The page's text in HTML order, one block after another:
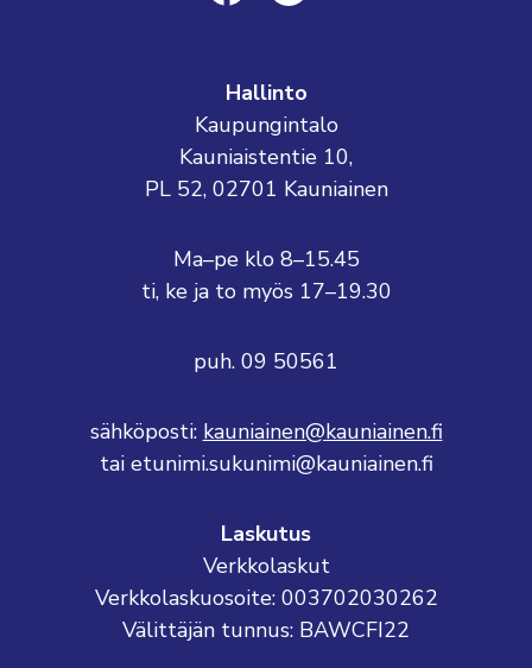
Hallinto
Kaupungintalo
Kauniaistentie 10,
PL 52, 02701 Kauniainen
Ma–pe klo 8–15.45
ti, ke ja to myös 17–19.30
puh. 09 50561
sähköposti: kauniainen@kauniainen.fi
tai etunimi.sukunimi@kauniainen.fi
Laskutus
Verkkolaskut
Verkkolaskuosoite: 003702030262
Välittäjän tunnus: BAWCFI22